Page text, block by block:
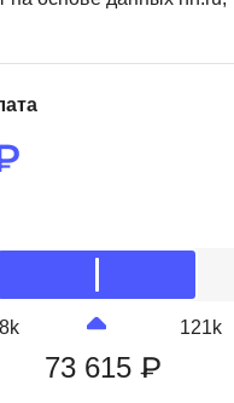
73 615 ₽
121k